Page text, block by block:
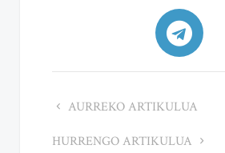
AURREKO ARTIKULUA
HURRENGO ARTIKULUA